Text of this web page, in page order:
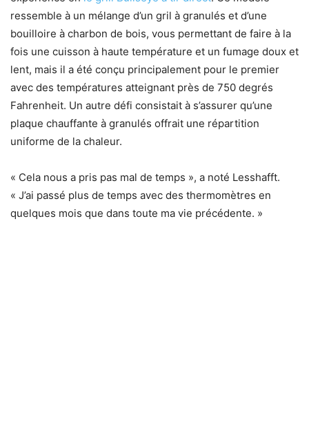
ressemble à un mélange d’un gril à granulés et d’une
bouilloire à charbon de bois, vous permettant de faire à la
fois une cuisson à haute température et un fumage doux et
lent, mais il a été conçu principalement pour le premier
avec des températures atteignant près de 750 degrés
Fahrenheit. Un autre défi consistait à s’assurer qu’une
plaque chauffante à granulés offrait une répartition
uniforme de la chaleur.
« Cela nous a pris pas mal de temps », a noté Lesshafft.
« J’ai passé plus de temps avec des thermomètres en
quelques mois que dans toute ma vie précédente. »